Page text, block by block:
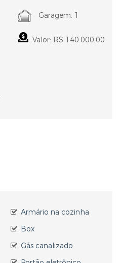
Garagem: 1
Valor: R$ 140.000,00
Armário na cozinha
Box
Gás canalizado